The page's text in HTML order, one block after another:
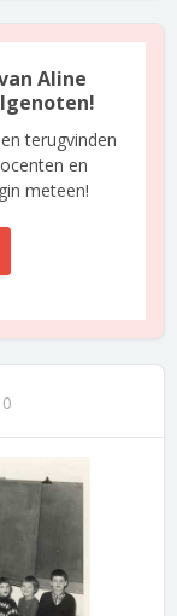
Aline
terugvinden
en
meteen!
0